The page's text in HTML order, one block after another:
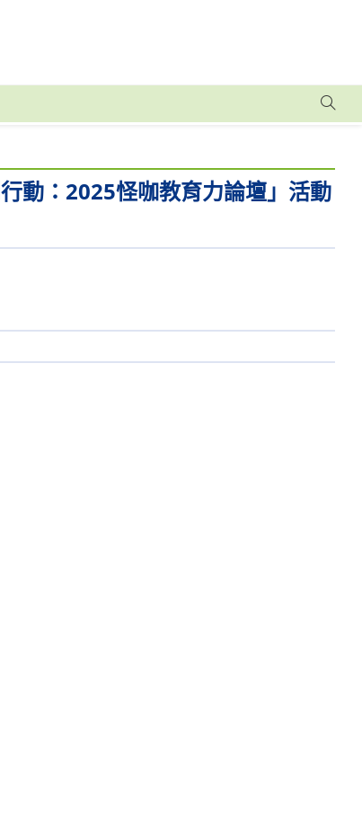
動：2025怪咖教育力論壇」活動